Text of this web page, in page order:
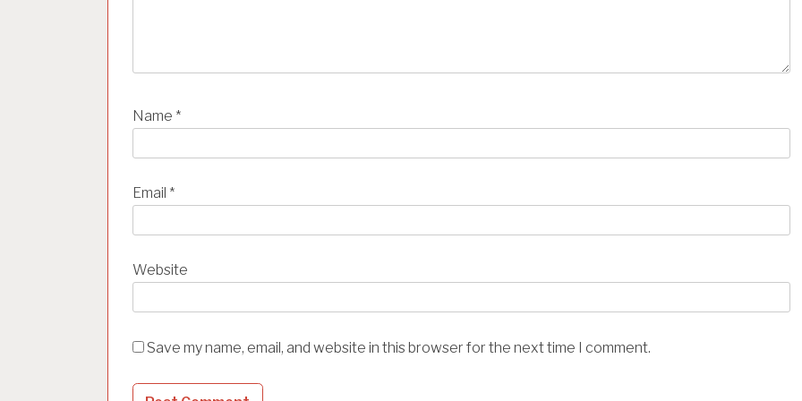
Name *
Email *
Website
Save my name, email, and website in this browser for the next time I comment.